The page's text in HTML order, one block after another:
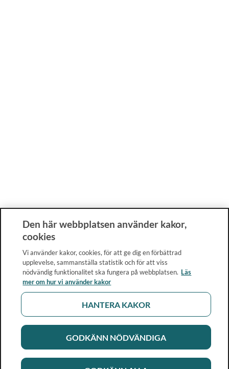
Den här webbplatsen använder kakor,
cookies
Vi använder kakor, cookies, för att ge dig en förbättrad
upplevelse, sammanställa statistik och för att viss
nödvändig funktionalitet ska fungera på webbplatsen. Läs
mer om hur vi använder kakor
HANTERA KAKOR
GODKÄNN NÖDVÄNDIGA